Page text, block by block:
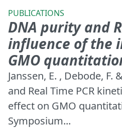
PUBLICATIONS
DNA purity and
influence of the
GMO
Janssen, E. , Debode, F.
and Real Time PCR
effect on GMO
Symposium...